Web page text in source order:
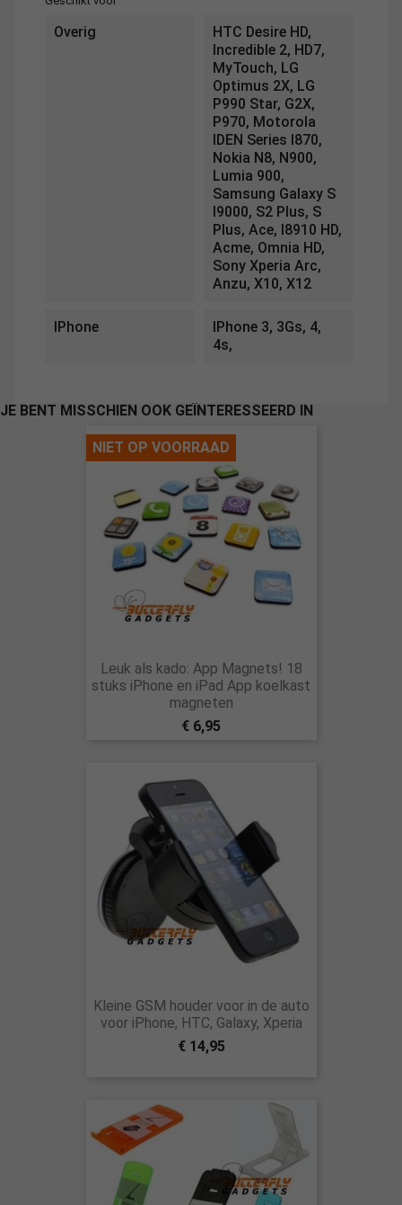
Overig
HTC Desire HD,
Incredible 2, HD7,
MyTouch, LG
Optimus 2X, LG
P990 Star, G2X,
P970, Motorola
IDEN Series I870,
Nokia N8, N900,
Lumia 900,
Samsung Galaxy S
I9000, S2 Plus, S
Plus, Ace, I8910 HD,
Acme, Omnia HD,
Sony Xperia Arc,
Anzu, X10, X12
IPhone
IPhone 3, 3Gs, 4,
4s,
JE BENT MISSCHIEN OOK GEÏNTERESSEERD IN
Leuk als kado: App Magnets! 18
stuks iPhone en iPad App koelkast
magneten
€ 6,95
NIET OP VOORRAAD
Kleine GSM houder voor in de auto
voor iPhone, HTC, Galaxy, Xperia
€ 14,95